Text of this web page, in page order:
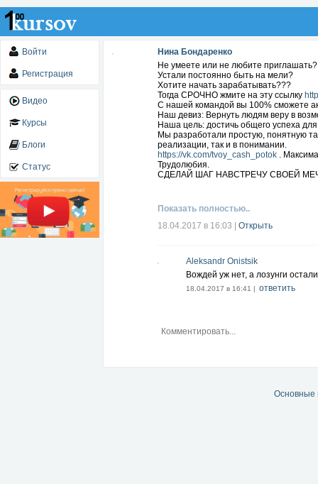
Войти
Регистрация
Видео
Курсы
Блоги
Статус
Нина Бондаренко
Не умеете или не любите приглашать?
Устали постоянно быть на мели?
Хотите начать зарабатывать???
Тогда СРОЧНО жмите на эту ссылку
C нашей командой вы 100% сможете
Наш девиз: Вернуть людям веру в
Наша цель: достичь общего успеха
Мы разработали простую, понятную
реализации, так и в понимании.
https://vk.com/tvoy_cash_potok .
Трудолюбия.
СДЕЛАЙ ШАГ НАВСТРЕЧУ СВОЕЙ
Показать полностью..
18.04.2017 в 16:03
Открыть
Aleksandr Onistsik
Вождей уж нет, а лозунги
18.04.2017 в 16:41 | ответить
Основные